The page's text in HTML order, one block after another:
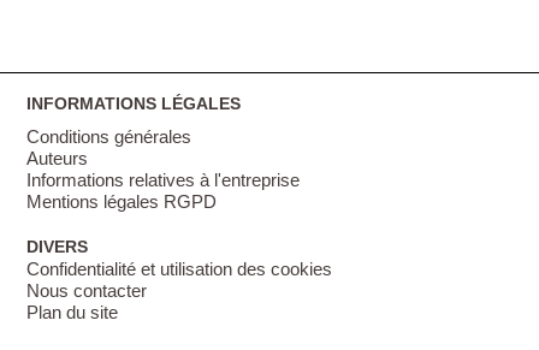
INFORMATIONS LÉGALES
Conditions générales
Auteurs
Informations relatives à l'entreprise
Mentions légales RGPD
DIVERS
Confidentialité et utilisation des cookies
Nous contacter
Plan du site